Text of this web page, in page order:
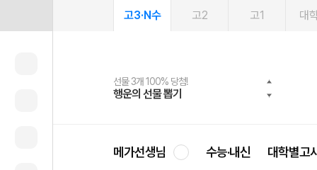
고3·N수 고2 고1 대
선물 3개 100% 당첨!
행운의 선물 뽑기
선물 100% 증정!
메가스터디 X 올리브
2027 러셀 단과
강사 공개선발
스마트러닝앱
설문 EVENT
메가패스
3일 무료 체험권
메가패스 수강생 무료혜택!
메가클럽 멤버십
사회공헌 캠페인
희망이룸 메가나눔
메가선생님 수능·내신 대학별고